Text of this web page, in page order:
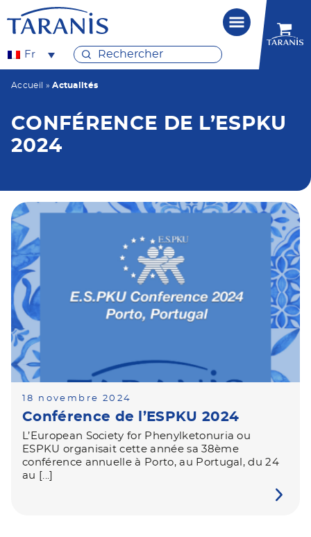
Fr
Accueil »Actualités
CONFÉRENCE DE L’ESPKU
2024
18 novembre 2024
Conférence de l’ESPKU 2024
L’European Society for Phenylketonuria ou
ESPKU organisait cette année sa 38ème
conférence annuelle à Porto, au Portugal, du 24
au [...]